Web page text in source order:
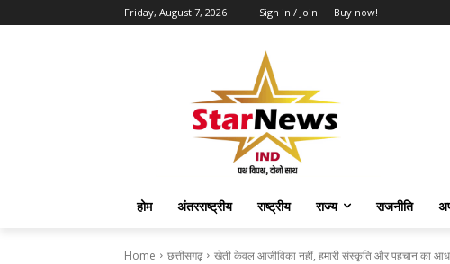
Friday, August 7, 2026 Sign in / Join Buy now!
होम अंतरराष्ट्रीय राष्ट्रीय राज्य राजनीति
Home छत्तीसगढ़ खेती केवल आजीविका नहीं, हमारी संस्कृति और पहचान का